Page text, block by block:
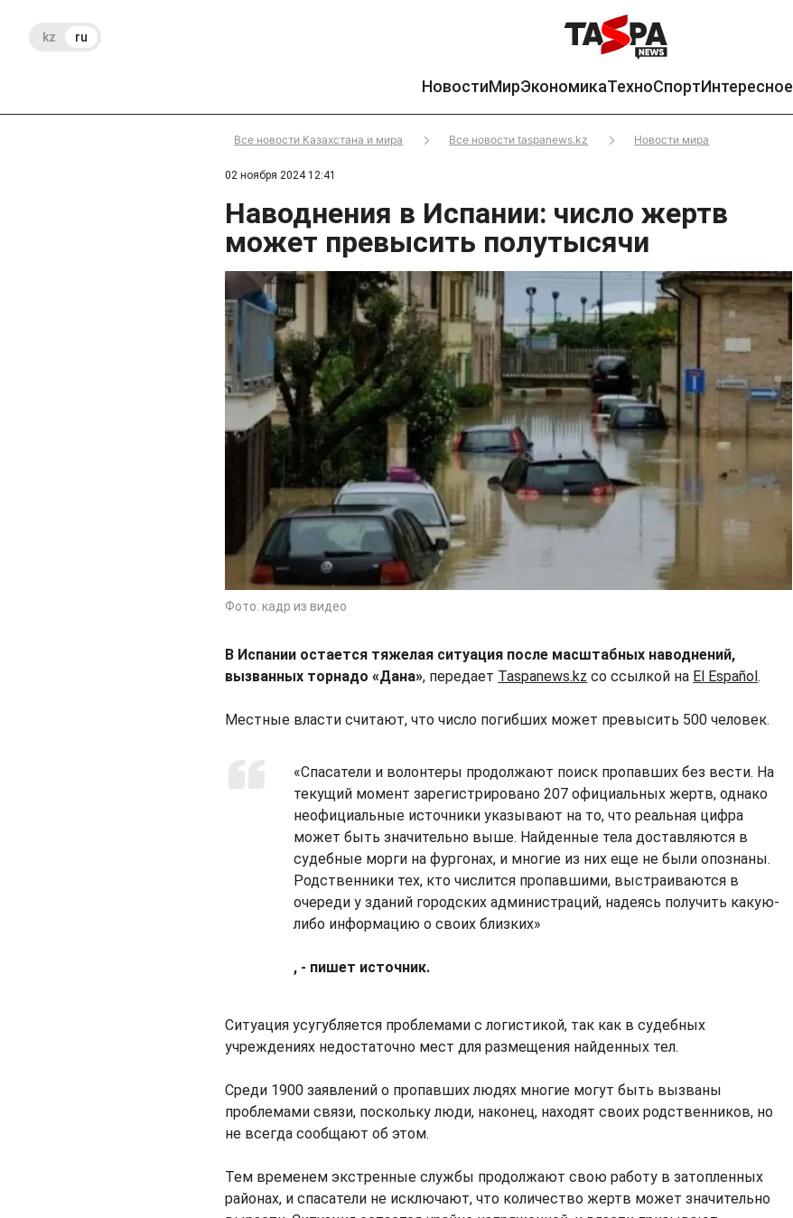
kz ru
НовостиМирЭкономикаТехноСпортИнтересное
Все новости Казахстана и мира Все новости taspanews.kz Новости мира
02 ноября 2024 12:41
Наводнения в Испании: число жертв
может превысить полутысячи
Фото: кадр из видео
В Испании остается тяжелая ситуация после масштабных наводнений,
вызванных торнадо «Дана», передает Taspanews.kz со ссылкой на El Español.
Местные власти считают, что число погибших может превысить 500 человек.
«Спасатели и волонтеры продолжают поиск пропавших без вести. На
текущий момент зарегистрировано 207 официальных жертв, однако
неофициальные источники указывают на то, что реальная цифра
может быть значительно выше. Найденные тела доставляются в
судебные морги на фургонах, и многие из них еще не были опознаны.
Родственники тех, кто числится пропавшими, выстраиваются в
очереди у зданий городских администраций, надеясь получить какую-
либо информацию о своих близких»
, - пишет источник.
Ситуация усугубляется проблемами с логистикой, так как в судебных
учреждениях недостаточно мест для размещения найденных тел.
Среди 1900 заявлений о пропавших людях многие могут быть вызваны
проблемами связи, поскольку люди, наконец, находят своих родственников, но
не всегда сообщают об этом.
Тем временем экстренные службы продолжают свою работу в затопленных
районах, и спасатели не исключают, что количество жертв может значительно